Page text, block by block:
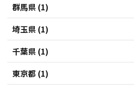
群馬県 (1)
埼玉県 (1)
千葉県 (1)
東京都 (1)